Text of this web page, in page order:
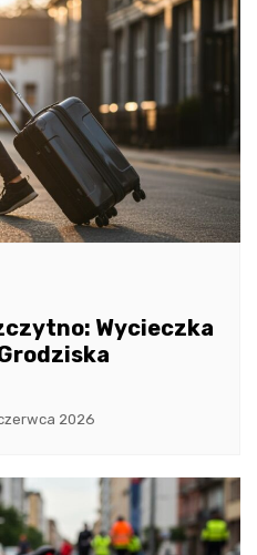
Wycieczka
2026